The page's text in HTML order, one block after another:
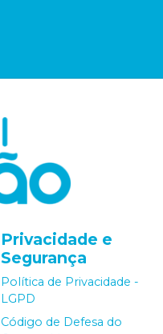
Privacidade e
Segurança
Política de Privacidade -
LGPD
Código de Defesa do